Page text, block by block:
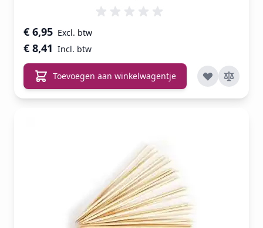
van kleur willen wisselen. ​
€ 8,41
€ 6,95
Toevoegen aan winkelwagentje